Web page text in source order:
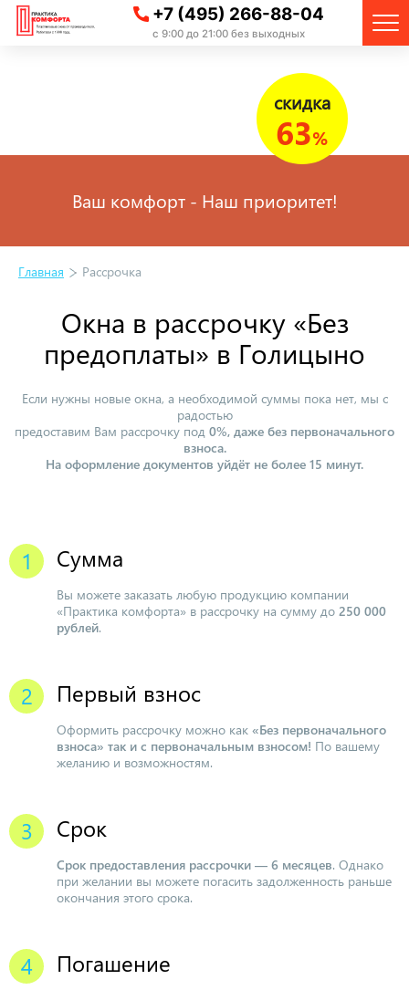
+7 (495) 266-88-04
с 9:00 до 21:00 без выходных
скидка
63%
Ваш комфорт - Наш приоритет!
Главная Рассрочка
Окна в рассрочку «Без
предоплаты» в Голицыно
Если нужны новые окна, а необходимой суммы пока нет, мы с
радостью
предоставим Вам рассрочку под 0%, даже без первоначального
взноса.
На оформление документов уйдёт не более 15 минут.
Сумма
Вы можете заказать любую продукцию компании
«Практика комфорта» в рассрочку на сумму до 250 000
рублей.
Первый взнос
Оформить рассрочку можно как «Без первоначального
взноса» так и с первоначальным взносом! По вашему
желанию и возможностям.
Срок
Срок предоставления рассрочки — 6 месяцев. Однако
при желании вы можете погасить задолженность раньше
окончания этого срока.
Погашение